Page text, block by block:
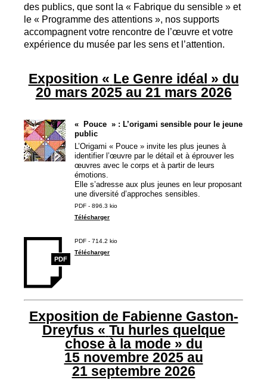
des publics, que sont la « Fabrique du sensible » et
le « Programme des attentions », nos supports
accompagnent votre rencontre de l’œuvre et votre
expérience du musée par les sens et l’attention.
Exposition « Le Genre idéal » du
20 mars 2025 au 21 mars 2026
« Pouce » : L’origami sensible pour le jeune
public
L’Origami « Pouce » invite les plus jeunes à
identifier l’œuvre par le détail et à éprouver les
œuvres avec le corps et à partir de leurs
émotions.
Elle s’adresse aux plus jeunes en leur proposant
une diversité d’approches sensibles.
PDF - 896.3 kio
Télécharger
PDF
PDF - 714.2 kio
Télécharger
Exposition de Fabienne Gaston-
Dreyfus « Tu hurles quelque
chose à la mode » du
15 novembre 2025 au
21 septembre 2026